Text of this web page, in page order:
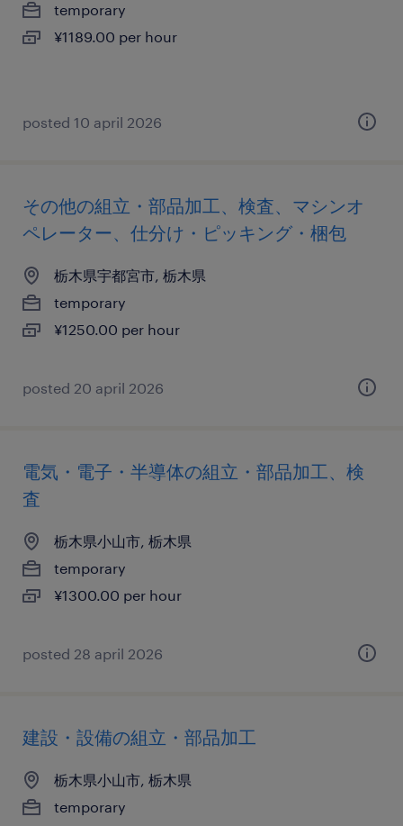
temporary
¥1189.00 per hour
posted 10 april 2026
その他の組立・部品加工、検査、マシンオ
ペレーター、仕分け・ピッキング・梱包
栃木県宇都宮市, 栃木県
temporary
¥1250.00 per hour
posted 20 april 2026
電気・電子・半導体の組立・部品加工、検
査
栃木県小山市, 栃木県
temporary
¥1300.00 per hour
posted 28 april 2026
建設・設備の組立・部品加工
栃木県小山市, 栃木県
temporary